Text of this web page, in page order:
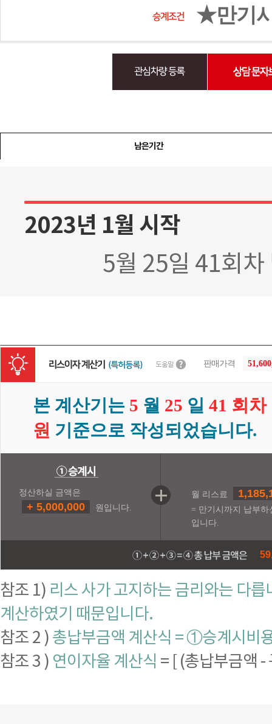
★만기
남은기간
2023년 1월 시작
5월 25일 41회
본 계산기는 5 월 25 일 41 회차
원 기준으로 작성되었습니다.
판매가격
정산하실 금액은
+ 5,000,000 원입니다.
월 리스료
= 만기시까지 납부
입니다.
참조 1) 리스 사가 고지하는 금리와는 다
계산하였기 때문입니다.
참조 2 ) 총납부금액 계산식 = ①승계시비
참조 3 ) 연이자율 계산식 = [ (총납부금액 -